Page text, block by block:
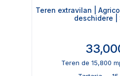
Teren extravilan |
deschidere |
Teren de 15,800